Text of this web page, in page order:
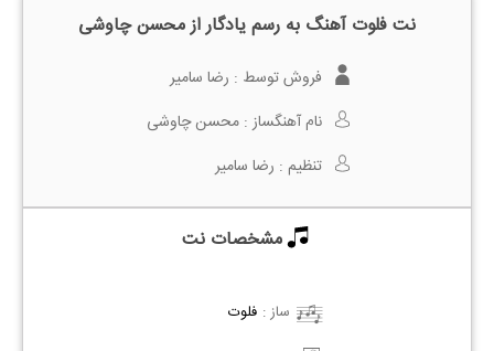
نت فلوت آهنگ به رسم یادگار از محسن چاوشی
فروش توسط : رضا سامیر
نام آهنگساز : محسن چاوشی
تنظیم : رضا سامیر
مشخصات نت
ساز : فلوت